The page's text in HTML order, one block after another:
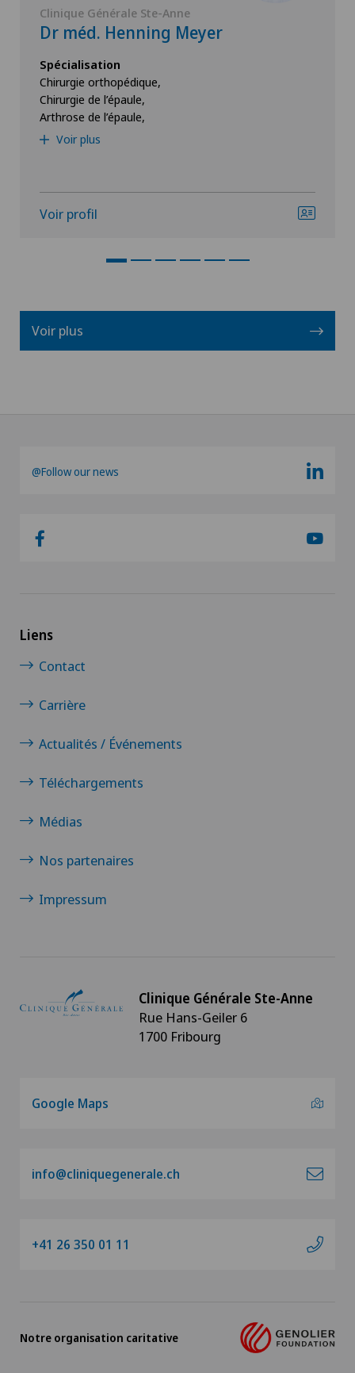
Clinique Générale Ste-Anne
Dr méd. Henning Meyer
Spécialisation
Chirurgie orthopédique,
Chirurgie de l’épaule,
Arthrose de l’épaule,
Voir plus
Voir profil
Voir plus
@Follow our news
Liens
Contact
Carrière
Actualités / Événements
Téléchargements
Médias
Nos partenaires
Impressum
Clinique Générale Ste-Anne
Rue Hans-Geiler 6
1700 Fribourg
Google Maps
info@cliniquegenerale.ch
+41 26 350 01 11
Notre organisation caritative